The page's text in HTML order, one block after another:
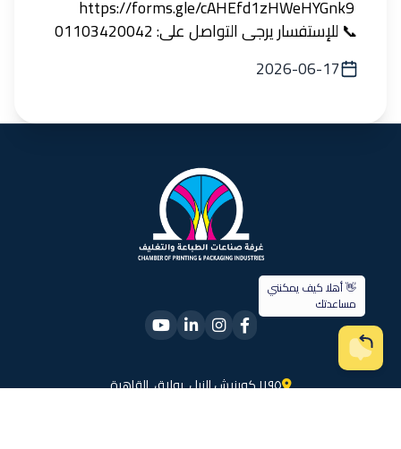
📞 للإستفسار يرجى التواصل على: 01103420042
2026-06-17
١١٩٥ كورنيش النيل, بولاق, القاهرة